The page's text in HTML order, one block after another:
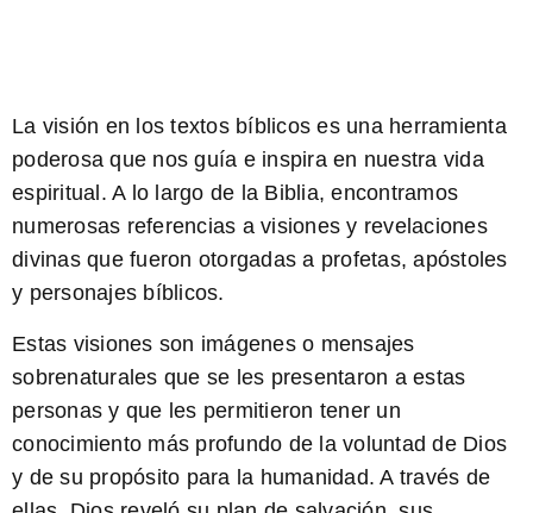
La visión en lostextos bíblicos es una herramienta
poderosa que nos guía e inspira en nuestra vida
espiritual. A lo largo de la Biblia, encontramos
numerosas referencias a visiones y revelaciones
divinas que fueron otorgadas a profetas, apóstoles
y personajes bíblicos.
Estas visiones son imágenes o mensajes
sobrenaturales que se les presentaron a estas
personas y que les permitieron tener un
conocimiento más profundo de la voluntad de Dios
y de su propósito para la humanidad. A través de